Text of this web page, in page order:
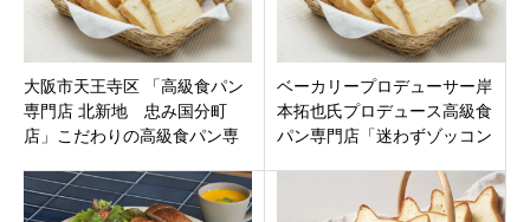
大阪市天王寺区 「高級食パン
専門店 北新地 忠み国分町
店」こだわりの高級食パン専
ベーカリープロデューサー岸
本拓也氏プロデュース高級食
パン専門店「迷わずゾッコン